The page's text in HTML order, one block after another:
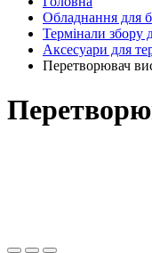
Обладнання для
Термінали збору
Аксесуари для
Перетворювач